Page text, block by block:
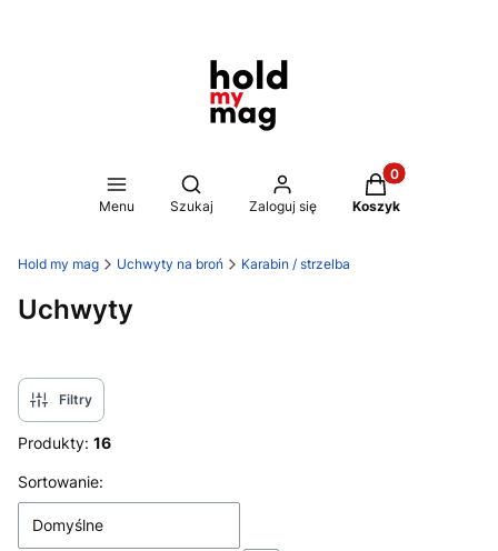
Menu
Otwórz wyszukiwarkę
Szukaj Zaloguj się
Produkty w
Koszyk
Hold my mag Uchwyty na broń Karabin / strzelba
Uchwyty
Filtry
Produkty: 16
Lista produktów
Sortowanie:
Domyślne